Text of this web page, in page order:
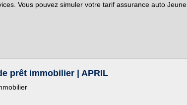
Vous pouvez simuler votre tarif assurance auto Jeune
prêt immobilier | APRIL